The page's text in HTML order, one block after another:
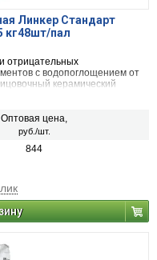
Линкер Стандарт
кг48шт/пал
отрицательных
с водопоглощением от
керамический
Оптовая цена,
руб./шт.
844